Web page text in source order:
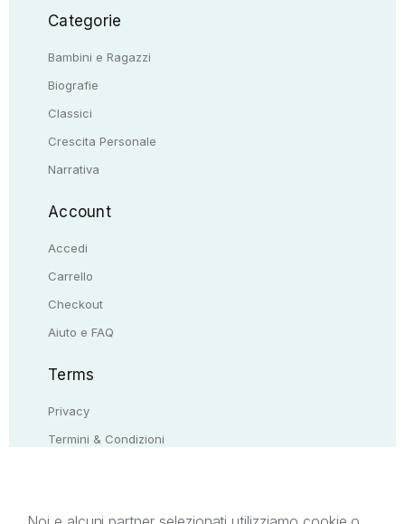
Categorie
Bambini e Ragazzi
Biografie
Classici
Crescita Personale
Narrativa
Account
Accedi
Carrello
Checkout
Aiuto e FAQ
Terms
Privacy
Termini & Condizioni